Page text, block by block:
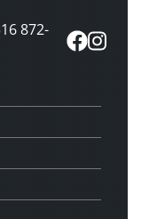
872-